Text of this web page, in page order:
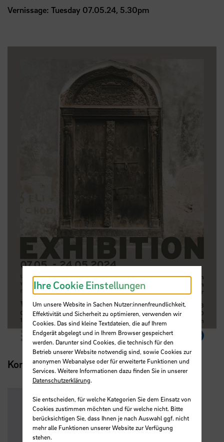
Vernissage: Tuesday 07.05.24, 5.30pm
Kontakt
Ihre Cookie Einstellungen
Um unsere Website in Sachen Nutzer:innenfreundlichkeit,
Effektivität und Sicherheit zu optimieren, verwenden wir
Cookies. Das sind kleine Textdateien, die auf Ihrem
Endgerät abgelegt und in Ihrem Browser gespeichert
werden. Darunter sind Cookies, die technisch für den
Betrieb unserer Website notwendig sind, sowie Cookies zur
anonymen Webanalyse oder für erweiterte Funktionen und
Services. Weitere Informationen dazu finden Sie in unserer
Datenschutzerklärung.
Sie entscheiden, für welche Kategorien Sie dem Einsatz von
Cookies zustimmen möchten und für welche nicht. Bitte
berücksichtigen Sie, dass Ihnen je nach Auswahl ggf. nicht
mehr alle Funktionen unserer Website zur Verfügung
stehen.